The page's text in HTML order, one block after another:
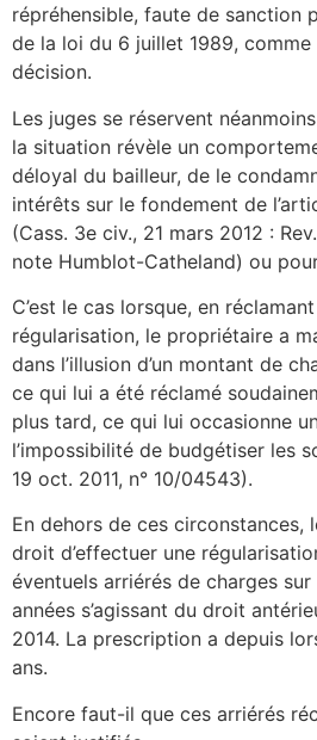
répréhensible, faute de sanction
de la loi du 6 juillet 1989,
décision.
Les juges se réservent
la situation révèle un
déloyal du bailleur, de le
intérêts sur le fondement de
(Cass. 3e civ., 21 mars 2012 :
note Humblot-Catheland) ou
C’est le cas lorsque, en
régularisation, le propriétaire a
dans l’illusion d’un montant de
ce qui lui a été réclamé
plus tard, ce qui lui occasionne
l’impossibilité de budgétiser les
19 oct. 2011, n° 10/04543).
En dehors de ces circonstances,
droit d’effectuer une
éventuels arriérés de charges
années s’agissant du droit
2014. La prescription a depuis
ans.
Encore faut-il que ces arriérés